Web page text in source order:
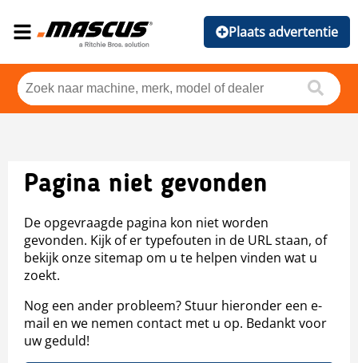
Plaats advertentie
Pagina niet gevonden
De opgevraagde pagina kon niet worden
gevonden. Kijk of er typefouten in de URL staan, of
bekijk onze sitemap om u te helpen vinden wat u
zoekt.
Nog een ander probleem? Stuur hieronder een e-
mail en we nemen contact met u op. Bedankt voor
uw geduld!